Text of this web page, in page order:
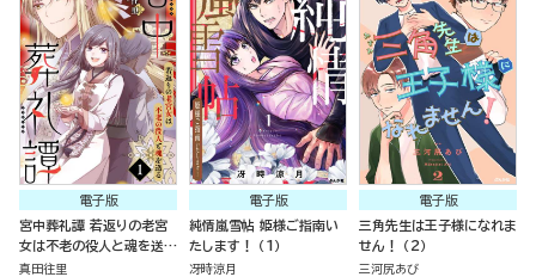
電子版
宮中葬礼譚 若返りの老宮
女は不老の役人と魂を送る
（分冊版）
真田往里
電子版
純情嵐雪帖 姫様ご指南い
たします！ （1）
冴時涼月
電子版
三角先生は王子様になれま
せん！ （2）
三河尻あび